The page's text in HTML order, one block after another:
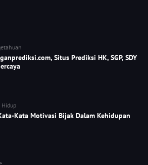
Situs Prediksi HK, SGP, SDY
Hidup
Kata Motivasi Bijak Dalam Kehidupan